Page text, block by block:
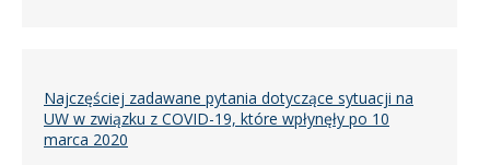
Najczęściej zadawane pytania dotyczące sytuacji na
UW w związku z COVID-19, które wpłynęły po 10
marca 2020